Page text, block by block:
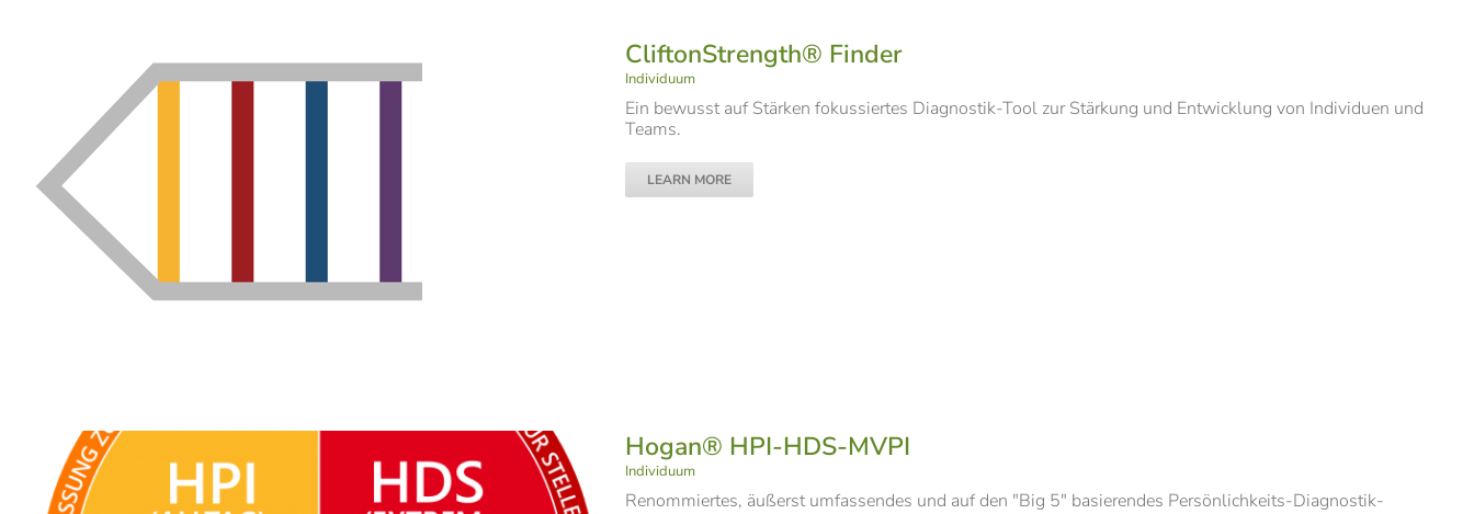
CliftonStrength® Finder
Individuum
Ein bewusst auf Stärken fokussiertes Diagnostik-Tool zur Stärkung und Entwicklung von Individuen und
Teams.
LEARN MORE
Hogan® HPI-HDS-MVPI
Individuum
Renommiertes, äußerst umfassendes und auf den "Big 5" basierendes Persönlichkeits-Diagnostik-